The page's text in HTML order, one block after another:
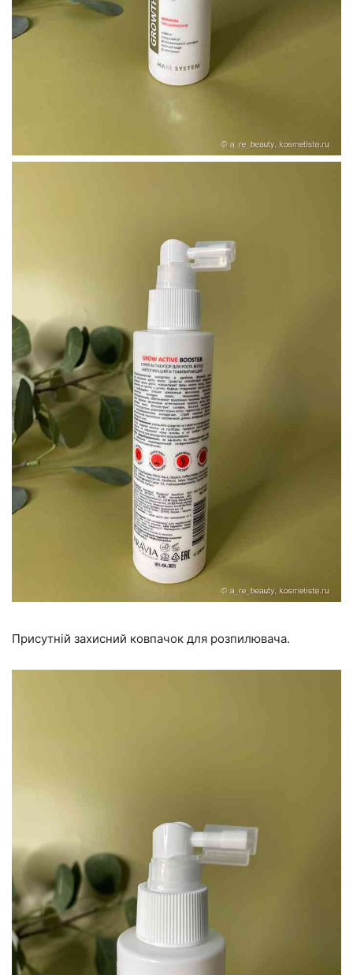
Присутній захисний ковпачок для розпилювача.